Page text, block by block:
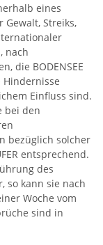
eines
Streiks,
nach
die BODENSEE
Hindernisse
Einfluss sind.
bei den
bezüglich solcher
entsprechend.
des
so kann sie nach
Woche vom
sind in